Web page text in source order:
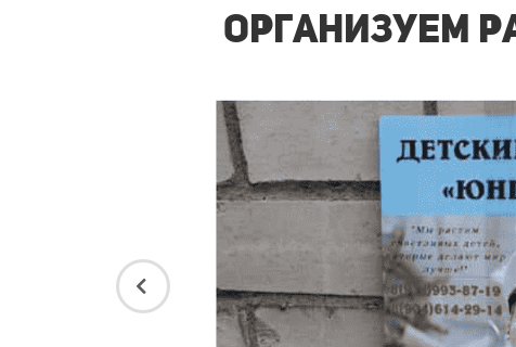
Организуем